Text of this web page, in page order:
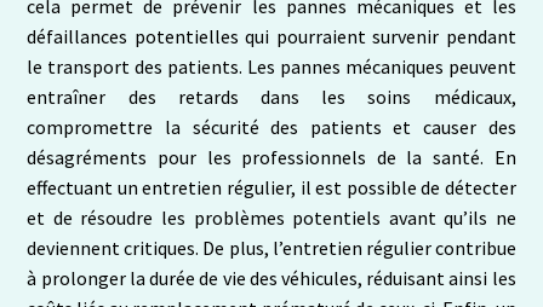
cela permet de prévenir les pannes mécaniques et les
défaillances potentielles qui pourraient survenir pendant
le transport des patients. Les pannes mécaniques peuvent
entraîner des retards dans les soins médicaux,
compromettre la sécurité des patients et causer des
désagréments pour les professionnels de la santé. En
effectuant un entretien régulier, il est possible de détecter
et de résoudre les problèmes potentiels avant qu’ils ne
deviennent critiques. De plus, l’entretien régulier contribue
à prolonger la durée de vie des véhicules, réduisant ainsi les